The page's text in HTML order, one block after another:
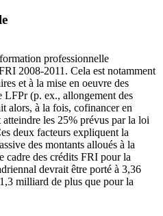
professionnelle
2008-2011. Cela est notamment
et à la mise en oeuvre des
LFPr (p. ex., allongement des
alors, à la fois, cofinancer en
les 25% prévus par la loi
deux facteurs expliquent la
des montants alloués à la
cadre des crédits FRI pour la
devrait être porté à 3,36
milliard de plus que pour la